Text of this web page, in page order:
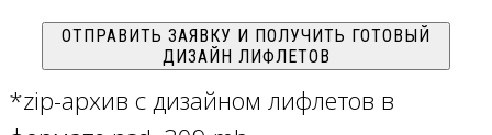
ОТПРАВИТЬ ЗАЯВКУ И ПОЛУЧИТЬ ГОТОВЫЙ
ДИЗАЙН ЛИФЛЕТОВ
*zip-архив с дизайном лифлетов в